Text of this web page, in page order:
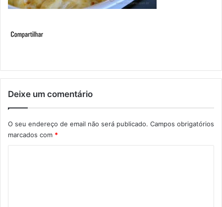
Deixe um comentário
O seu endereço de email não será publicado. Campos obrigatórios
marcados com *